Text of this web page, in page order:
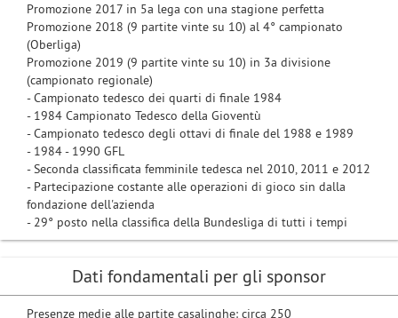
Promozione 2017 in 5a lega con una stagione perfetta
Promozione 2018 (9 partite vinte su 10) al 4° campionato
(Oberliga)
Promozione 2019 (9 partite vinte su 10) in 3a divisione
(campionato regionale)
- Campionato tedesco dei quarti di finale 1984
- 1984 Campionato Tedesco della Gioventù
- Campionato tedesco degli ottavi di finale del 1988 e 1989
- 1984 - 1990 GFL
- Seconda classificata femminile tedesca nel 2010, 2011 e 2012
- Partecipazione costante alle operazioni di gioco sin dalla
fondazione dell'azienda
- 29° posto nella classifica della Bundesliga di tutti i tempi
Dati fondamentali per gli sponsor
Presenze medie alle partite casalinghe: circa 250